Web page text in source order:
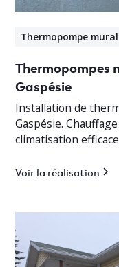
Thermopompe
Thermopompes
Gaspésie
Installation de
Gaspésie.
climatisation
Voir la réalisation